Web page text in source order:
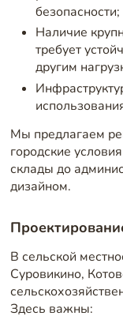
безопасности;
Наличие
требует
другим
Мы предлагаем
городские
склады до
дизайном.
В сельской
Суровикино,
Здесь важны: